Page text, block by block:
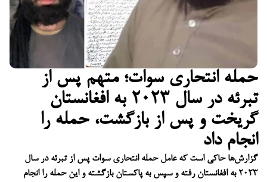
حمله انتحاری سوات؛ متهم پس از
تبرئه در سال ۲۰۲۳ به افغانستان
گریخت و پس از بازگشت، حمله را
انجام داد
گزارش‌ها حاکی است که عامل حمله انتحاری سوات پس از تبرئه در سال
۲۰۲۳ به افغانستان رفته و سپس به پاکستان بازگشته و این حمله را انجام